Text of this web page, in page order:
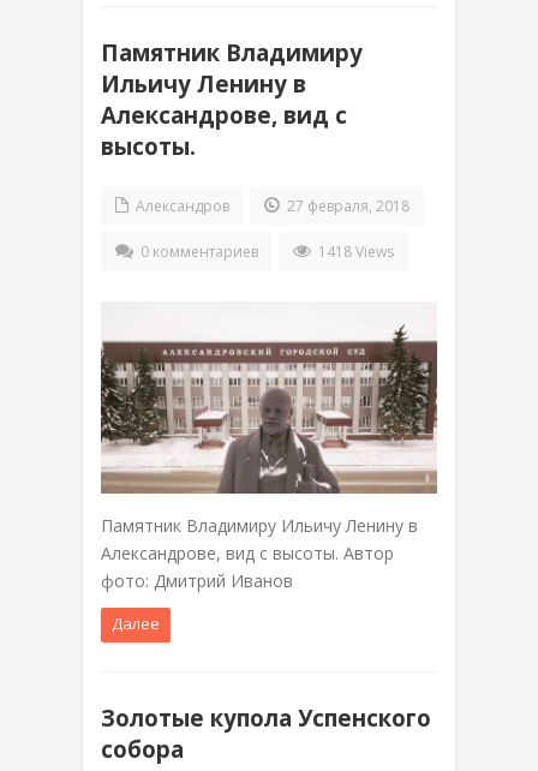
Памятник Владимиру
Ильичу Ленину в
Александрове, вид с
высоты.
Александров 27 февраля, 2018
0 комментариев 1418 Views
Памятник Владимиру Ильичу Ленину в
Александрове, вид с высоты. Автор
фото: Дмитрий Иванов
Далее
Золотые купола Успенского
собора